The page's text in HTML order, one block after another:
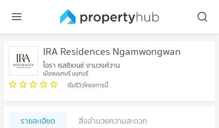
IRA Residences Ngamwongwan
ไอรา เรสซิเดนซ์ งามวงศ์วาน
เมืองนนทบุรี นนทบุรี
เริ่มรีวิวโครงการนี้
รายละเอียด สิ่งอำนวยความสะดวก